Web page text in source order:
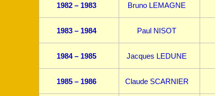
1982 – 1983 Bruno LEMAGNE
1983 – 1984 Paul NISOT
1984 – 1985 Jacques LEDUNE
1985 – 1986 Claude SCARNIER